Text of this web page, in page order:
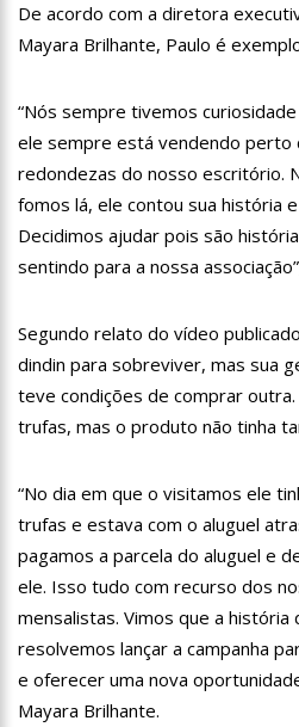
Eldorado
22:45 Hissa Abrahão tem
20:33 Hissa Abrahão pede aos
10:39 Tecnologia 5G: Sinal em
deste
10:32 Vacinação contra Covid-19
sábado em
18:03 Bolsistas do Prouni começam
400
qualidade das
20:07 Amazonino pretende
obras para combater
19:46
Viviane Lima é aposta do
para o
00:59 Pré-Candidata a Deputada
desponta nas pesquisas
10:06 Populares expulsam equipe
tentava instalar novos
08:46
Bolsonaro vai retornar a
Junho, afirma
22:10 PRÉ-CANDIDATURA – ‘Vamos
ao ser ovacionado em
De acordo com a diretora
Mayara Brilhante, Paulo é
“Nós sempre tivemos
ele sempre está vendendo perto
redondezas do nosso escritório.
fomos lá, ele contou sua história
Decidimos ajudar pois são
sentindo para a nossa
Segundo relato do vídeo
dindin para sobreviver, mas sua
teve condições de comprar
trufas, mas o produto não tinha
“No dia em que o visitamos ele
trufas e estava com o aluguel
pagamos a parcela do aluguel e
ele. Isso tudo com recurso dos
mensalistas. Vimos que a história
resolvemos lançar a campanha
e oferecer uma nova
Mayara Brilhante.